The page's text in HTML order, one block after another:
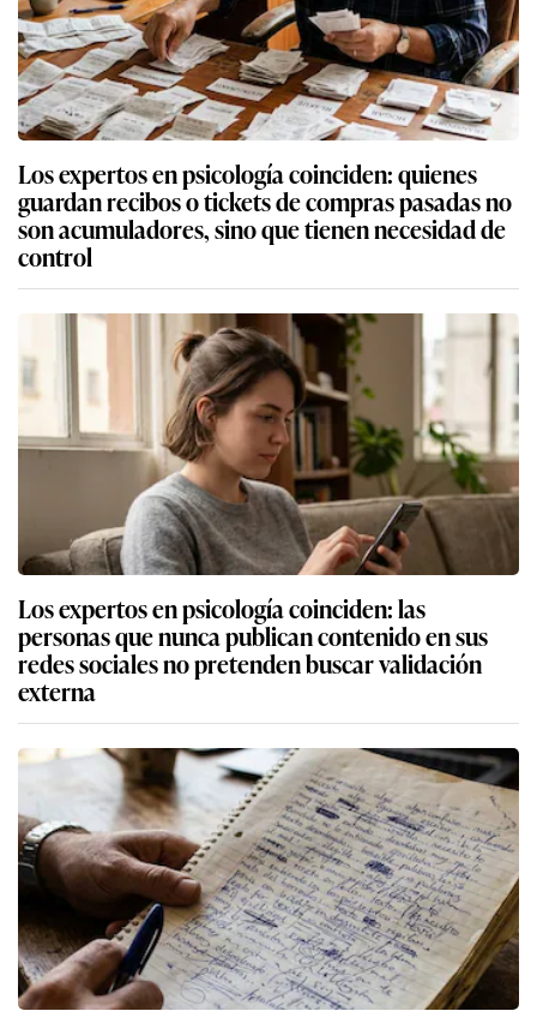
Los expertos en psicología coinciden: quienes
guardan recibos o tickets de compras pasadas no
son acumuladores, sino que tienen necesidad de
control
Los expertos en psicología coinciden: las
personas que nunca publican contenido en sus
redes sociales no pretenden buscar validación
externa